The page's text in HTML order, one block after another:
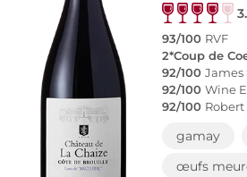
93/100 RVF
2*Coup de
92/100 James
92/100 Wine
92/100 Robert
gamay
œufs